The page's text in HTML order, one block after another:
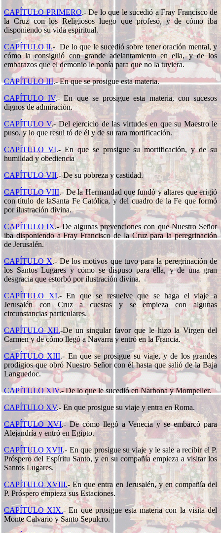
CAPÍTULO PRIMERO.-De lo que le sucedió a Fray Francisco de
la Cruz con los Religiosos luego que profesó, y de cómo iba
disponiendo su vida espiritual.
CAPÍTULO II.- De lo que le sucedió sobre tener oración mental, y
cómo la consiguió con grande adelantamiento en ella, y de los
embarazos que el demonio le ponía para que no la tuviera.
CAPÍTULO III.-En que se prosigue esta materia.
CAPÍTULO IV.-En que se prosigue esta materia, con sucesos
dignos de admiración.
CAPÍTULO V.-Del ejercicio de las virtudes en que su Maestro le
puso, y lo que resul tó de él y de su rara mortificación.
CAPÍTULO VI.-En que se prosigue su mortificación, y de su
humildad y obediencia
CAPÍTULO VII.-De su pobreza y castidad.
CAPÍTULO VIII.-De la Hermandad que fundó y altares que erigió
con título de laSanta Fe Católica, y del cuadro de la Fe que formó
por ilustración divina.
CAPÍTULO IX.-De algunas prevenciones con que Nuestro Señor
iba disponiendo a Fray Francisco de la Cruz para la peregrinación
de Jerusalén.
CAPÍTULO X.-De los motivos que tuvo para la peregrinación de
los Santos Lugares y cómo se dispuso para ella, y de una gran
desgracia que estorbó por ilustración divina.
CAPÍTULO XI.-En que se resuelve que se haga el viaje a
Jerusalén con Cruz a cuestas y se empieza con algunas
circunstancias particulares.
CAPÍTULO XII.-De un singular favor que le hizo la Virgen del
Carmen y de cómo llegó a Navarra y entró en la Francia.
CAPÍTULO XIII.- En que se prosigue su viaje, y de los grandes
prodigios que obró Nuestro Señor con él hasta que salió de la Baja
Languedoc.
CAPÍTULO XIV.-De lo que le sucedió en Narbona y Mompeller.
CAPÍTULO XV.-En que prosigue su viaje y entra en Roma.
CAPÍTULO XVI.-De cómo llegó a Venecia y se embarcó para
Alejandría y entró en Egipto.
CAPÍTULO XVII.- En que prosigue su viaje y le sale a recibir el P.
Próspero del Espíritu Santo, y en su compañía empieza a visitar los
Santos Lugares.
CAPÍTULO XVIII.- En que entra en Jerusalén, y en compañía del
P. Próspero empieza sus Estaciones.
CAPÍTULO XIX.-En que prosigue esta materia con la visita del
Monte Calvario y Santo Sepulcro.